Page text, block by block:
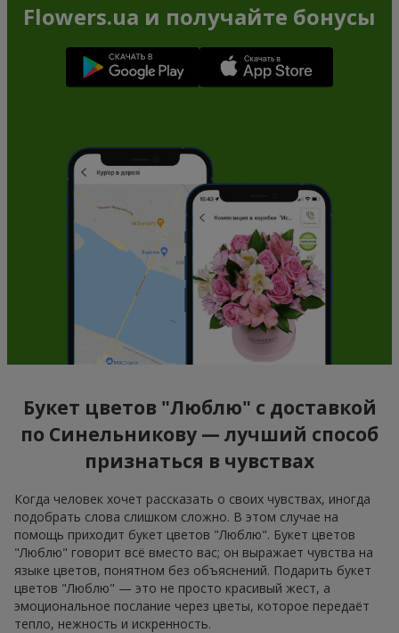
Flowers.ua и получайте бонусы
Букет цветов "Люблю" с доставкой
по Синельникову — лучший способ
признаться в чувствах
Когда человек хочет рассказать о своих чувствах, иногда
подобрать слова слишком сложно. В этом случае на
помощь приходит букет цветов "Люблю". Букет цветов
"Люблю" говорит всё вместо вас; он выражает чувства на
языке цветов, понятном без объяснений. Подарить букет
цветов "Люблю" — это не просто красивый жест, а
эмоциональное послание через цветы, которое передаёт
тепло, нежность и искренность.